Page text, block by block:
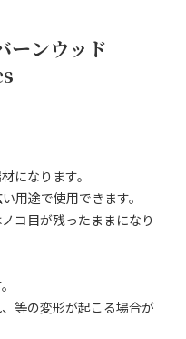
ンウッド
になります。
用途で使用できます。
コ目が残ったままになり
等の変形が起こる場合が